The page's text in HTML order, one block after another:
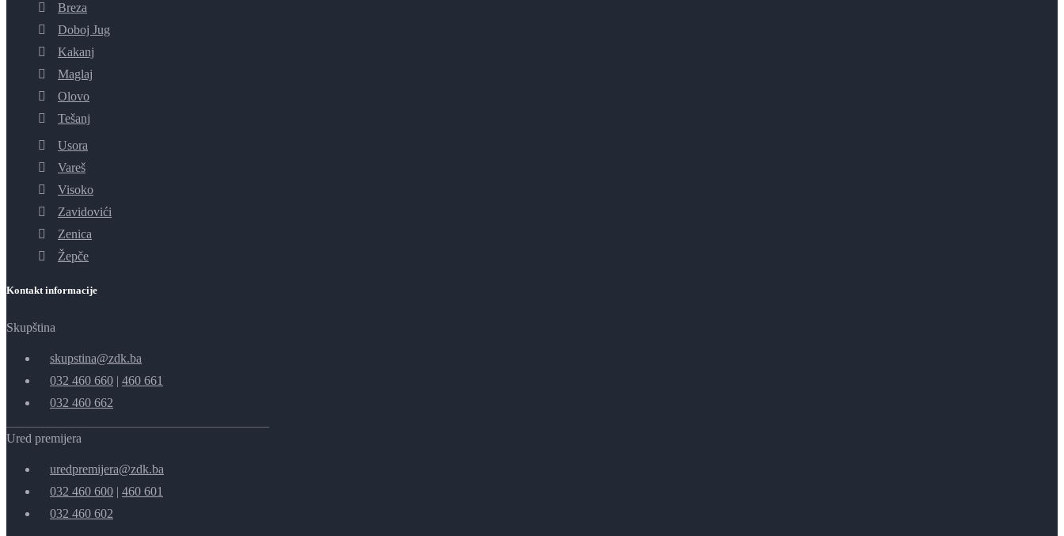
Breza
Doboj Jug
Kakanj
Maglaj
Olovo
Tešanj
Usora
Vareš
Visoko
Zavidovići
Zenica
Žepče
Kontakt informacije
Skupština
skupstina@zdk.ba
032 460 660 | 460 661
032 460 662
Ured premijera
uredpremijera@zdk.ba
032 460 600 | 460 601
032 460 602